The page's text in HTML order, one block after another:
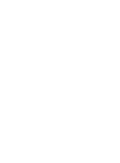
Istri Anggota Polri